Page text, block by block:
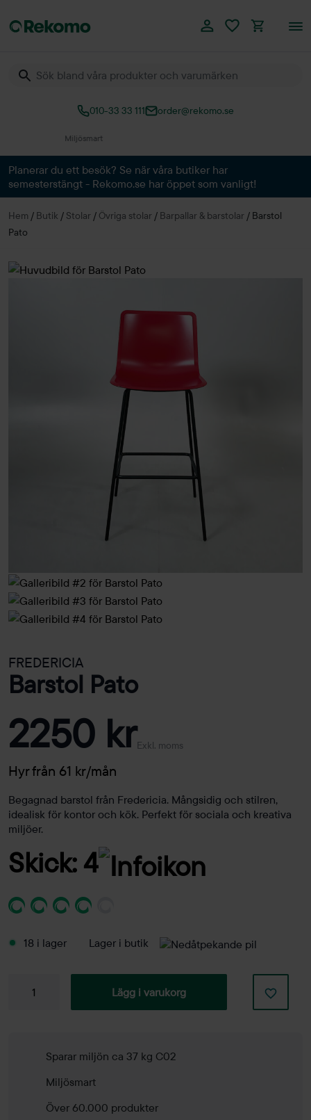
010-33 33 111 order@rekomo.se
Planerar du ett besök? Se när våra butiker har
semesterstängt - Rekomo.se har öppet som vanligt!
Hem / Butik / Stolar / Övriga stolar / Barpallar & barstolar / Barstol
Pato
FREDERICIA
Barstol Pato
2250 krExkl. moms
Hyr från 61 kr/mån
Begagnad barstol från Fredericia. Mångsidig och stilren,
idealisk för kontor och kök. Perfekt för sociala och kreativa
miljöer.
Skick: 4
18 i lager Lager i butik
Barstol
Lägg i varukorg
Sparar miljön ca 37 kg C02
Miljösmart
Över 60.000 produkter